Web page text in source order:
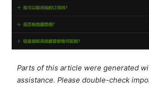
Parts of this article were generated
assistance. Please double-check